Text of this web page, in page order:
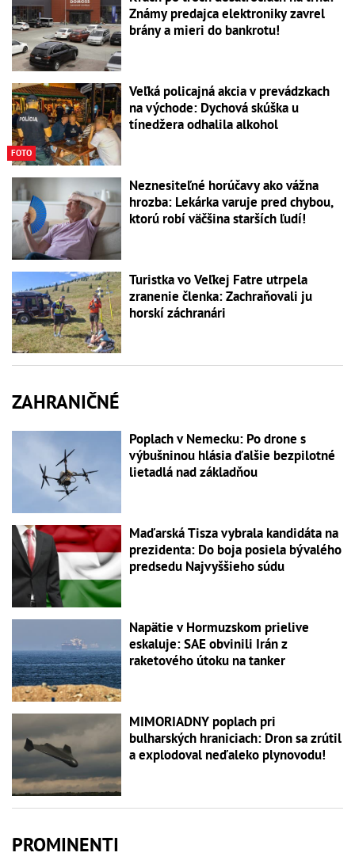
Známy predajca elektroniky zavrel
brány a mieri do bankrotu!
FOTO
Veľká policajná akcia v prevádzkach
na východe: Dychová skúška u
tínedžera odhalila alkohol
Neznesiteľné horúčavy ako vážna
hrozba: Lekárka varuje pred chybou,
ktorú robí väčšina starších ľudí!
Turistka vo Veľkej Fatre utrpela
zranenie členka: Zachraňovali ju
horskí záchranári
ZAHRANIČNÉ
Poplach v Nemecku: Po drone s
výbušninou hlásia ďalšie bezpilotné
lietadlá nad základňou
Maďarská Tisza vybrala kandidáta na
prezidenta: Do boja posiela bývalého
predsedu Najvyššieho súdu
Napätie v Hormuzskom prielive
eskaluje: SAE obvinili Irán z
raketového útoku na tanker
MIMORIADNY poplach pri
bulharských hraniciach: Dron sa zrútil
a explodoval neďaleko plynovodu!
PROMINENTI